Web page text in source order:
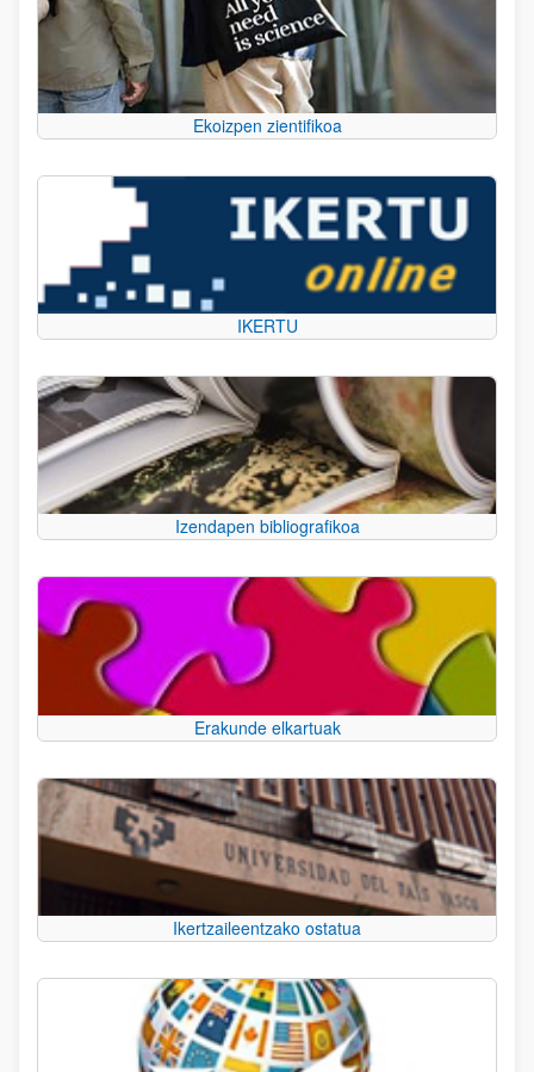
Ekoizpen zientifikoa
IKERTU
Izendapen bibliografikoa
Erakunde elkartuak
Ikertzaileentzako ostatua